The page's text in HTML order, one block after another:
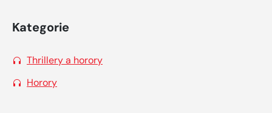
Kategorie
Thrillery a horory
Horory